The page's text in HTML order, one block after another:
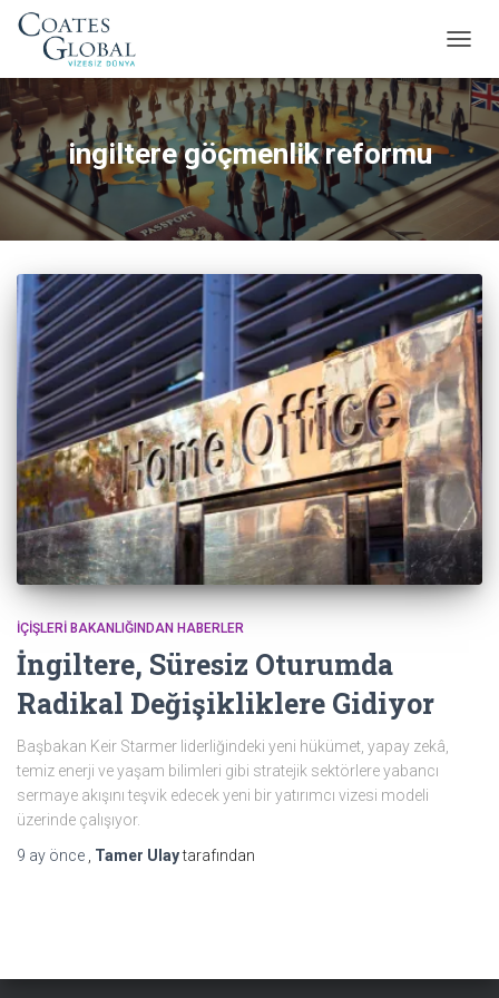
AÇ/
ingiltere göçmenlik reformu
İÇIŞLERI BAKANLIĞINDAN HABERLER
İngiltere, Süresiz Oturumda
Radikal Değişikliklere Gidiyor
Başbakan Keir Starmer liderliğindeki yeni hükümet, yapay zekâ,
temiz enerji ve yaşam bilimleri gibi stratejik sektörlere yabancı
sermaye akışını teşvik edecek yeni bir yatırımcı vizesi modeli
üzerinde çalışıyor.
9 ay önce Tamer Ulaytarafından